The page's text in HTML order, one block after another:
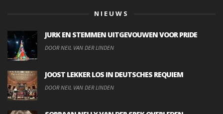
NIEUWS
JURK EN STEMMEN UITGEVOUWEN VOOR PRIDE
DOOR NEIL VAN DER LINDEN
JOOST LEKKER LOS IN DEUTSCHES REQUIEM
DOOR NEIL VAN DER LINDEN